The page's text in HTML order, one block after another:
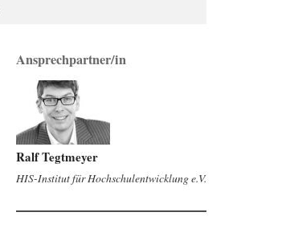
Ansprechpartner/in
Ralf Tegtmeyer
HIS-Institut für Hochschulentwicklung e.V.